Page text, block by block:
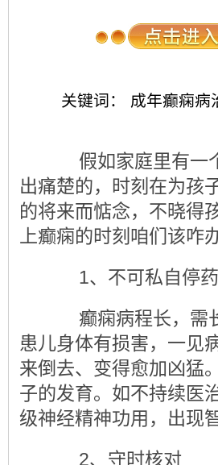
关键词： 成年癫痫病
假如家庭里有一个
出痛楚的，时刻在为孩
的将来而惦念，不晓得
上癫痫的时刻咱们该咋
1、不可私自停药
癫痫病程长，需长
患儿身体有损害，一见
来倒去、变得愈加凶猛
子的发育。如不持续医
级神经精神功用，出现
2、守时核对